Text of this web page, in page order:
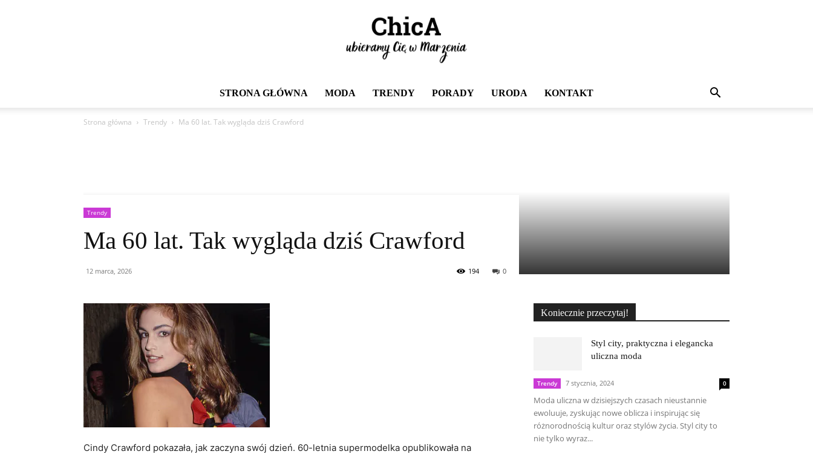
STRONA GŁÓWNA MODA TRENDY PORADY URODA KONTAKT
Strona główna Trendy Ma 60 lat. Tak wygląda dziś Crawford
Trendy
Ma 60 lat. Tak wygląda dziś Crawford
12 marca, 2026 0
194
Cindy Crawford pokazała, jak zaczyna swój dzień. 60-letnia supermodelka opublikowała na
Koniecznie przeczytaj!
Styl city, praktyczna i elegancka
uliczna moda
Trendy 7 stycznia, 2024 0
Moda uliczna w dzisiejszych czasach nieustannie
ewoluuje, zyskując nowe oblicza i inspirując się
różnorodnością kultur oraz stylów życia. Styl city to
nie tylko wyraz...